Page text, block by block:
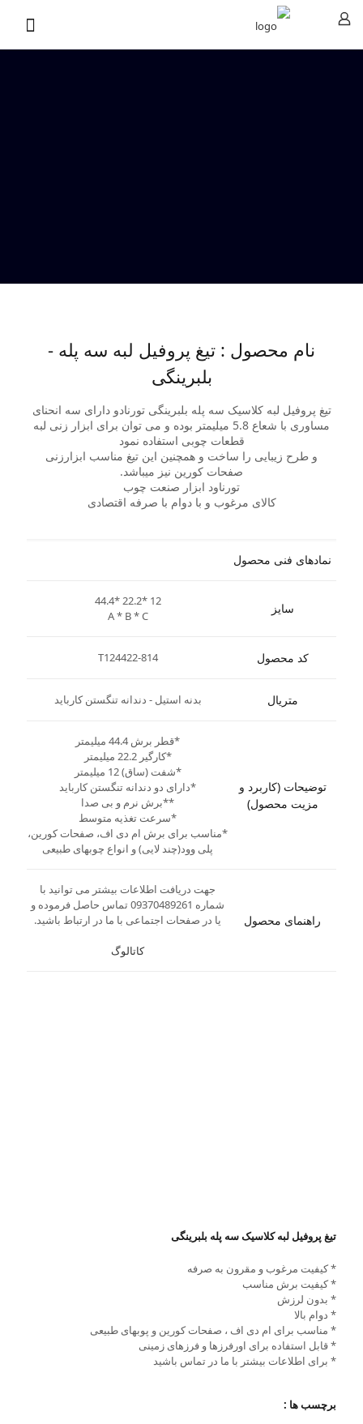
نام محصول : تیغ پروفیل لبه سه پله -
بلبرینگی
تیغ پروفیل لبه کلاسیک سه پله بلبرینگی تورنادو دارای سه انحنای
مساوری با شعاع 5.8 میلیمتر بوده و می توان برای ابزار زنی لبه
قطعات چوبی استفاده نمود
و طرح زیبایی را ساخت و همچنین این تیغ مناسب ابزارزنی
صفحات کورین نیز میباشد.
تورناود ابزار صنعت چوب
کالای مرغوب و با دوام با صرفه اقتصادی
نمادهای فنی محصول
سایز
44.4* 22.2* 12
A * B * C
کد محصول T124422-814
متریال بدنه استیل - دندانه تنگستن کارباید
توضیحات (کاربرد و
مزیت محصول)
*قطر برش 44.4 میلیمتر
*کارگیر 22.2 میلیمتر
*شفت (ساق) 12 میلیمتر
*دارای دو دندانه تنگستن کارباید
**برش نرم و بی صدا
*سرعت تغذیه متوسط
*مناسب برای برش ام دی اف، صفحات کورین،
پلی وود(چند لایی) و انواع چوبهای طبیعی
راهنمای محصول
جهت دریافت اطلاعات بیشتر می توانید با
شماره 09370489261 تماس حاصل فرموده و
یا در صفحات اجتماعی با ما در ارتباط باشید.
کاتالوگ
تیغ پروفیل لبه کلاسیک سه پله بلبرینگی
* کیفیت مرغوب و مقرون به صرفه
* کیفیت برش مناسب
* بدون لرزش
* دوام بالا
* مناسب برای ام دی اف ، صفحات کورین و پوبهای طبیعی
* قابل استفاده برای اورفرزها و فرزهای زمینی
* برای اطلاعات بیشتر با ما در تماس باشید
برچسب ها :